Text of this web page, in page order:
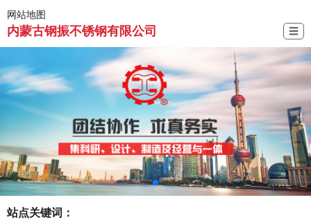
网站地图
内蒙古钢振不锈钢有限公司 ☰
站点关键词：